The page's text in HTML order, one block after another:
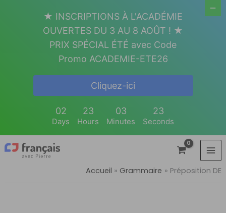
Accueil Grammaire Préposition DE
★ INSCRIPTIONS À L'ACADÉMIE
OUVERTES DU 3 AU 8 AOÛT ! ★
PRIX SPÉCIAL ÉTÉ avec Code
Promo ACADEMIE-ETE26
Cliquez-ici
02
Days
23
Hours
03
Minutes
22
Seconds